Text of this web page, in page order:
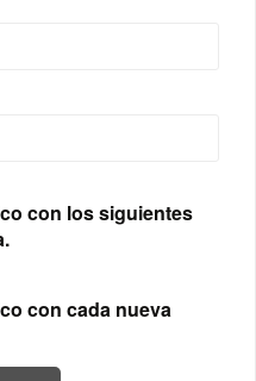
con los siguientes
con cada nueva